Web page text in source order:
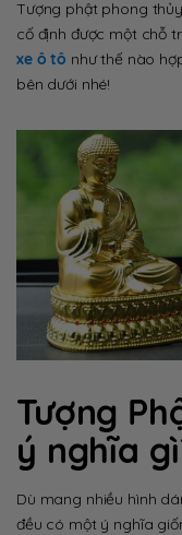
Tượng phật phong
cố định được một chỗ
xe ô tô như thế nào
bên dưới nhé!
Tượng
ý nghĩa
Dù mang nhiều hình
đều có một ý nghĩa